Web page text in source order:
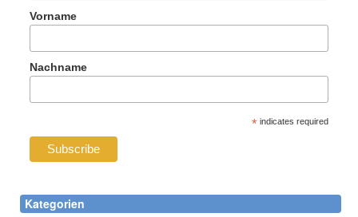
Vorname
Nachname
* indicates required
Kategorien